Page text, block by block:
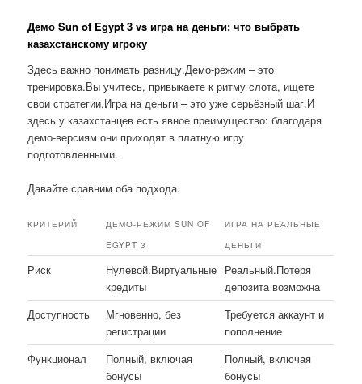
Демо Sun of Egypt 3 vs игра на деньги: что выбрать
казахстанскому игроку
Здесь важно понимать разницу.Демо-режим – это
тренировка.Вы учитесь, привыкаете к ритму слота, ищете
свои стратегии.Игра на деньги – это уже серьёзный шаг.И
здесь у казахстанцев есть явное преимущество: благодаря
демо-версиям они приходят в платную игру
подготовленными.
Давайте сравним оба подхода.
КРИТЕРИЙ
ДЕМО-РЕЖИМ SUN OF
EGYPT 3
ИГРА НА РЕАЛЬНЫЕ
ДЕНЬГИ
Риск
Нулевой.Виртуальные
кредиты
Реальный.Потеря
депозита возможна
Доступность
Мгновенно, без
регистрации
Требуется аккаунт и
пополнение
Функционал
Полный, включая
бонусы
Полный, включая
бонусы